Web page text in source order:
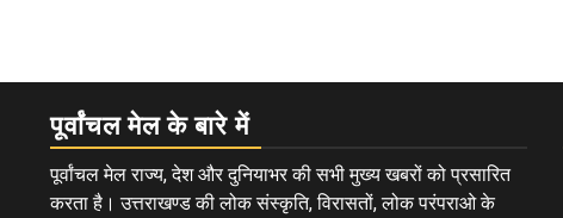
पूर्वांचल मेल के बारे में
पूर्वांचल मेल राज्य, देश और दुनियाभर की सभी मुख्य खबरों को प्रसारित
करता है। उत्तराखण्ड की लोक संस्कृति, विरासतों, लोक परंपराओ के